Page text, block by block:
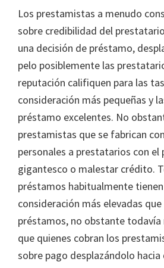
Los prestamistas a menudo
sobre credibilidad del
una decisión de préstamo,
pelo posiblemente las
reputación califiquen para las
consideración más pequeñas y
préstamo excelentes. No
prestamistas que se fabrican
personales a prestatarios con el
gigantesco o malestar crédito.
préstamos habitualmente
consideración más elevadas
préstamos, no obstante
que quienes cobran los
sobre pago desplazándolo hacia